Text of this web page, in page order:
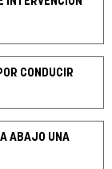
CONDUCIR
ABAJO UNA